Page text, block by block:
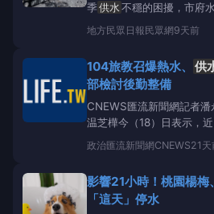
季供水不穩的困擾，市府
「簡易自來水改善及鑿井
窟及石（石曹)等四里改善
水期也能享有穩定的生活
地方民眾日報民眾網9天前
104旅教召爆熱水、 供
部檢討後勤整備
CNEWS匯流新聞網記者
温芝樺今（18）日表示，
召集的後備軍人陳情，反
括熱水供應不足、淋浴設備
此，陸軍第十軍團表示，因
水供應不
政治匯流新聞網CNEWS21天
影響21小時！桃園楊
「這天」停水